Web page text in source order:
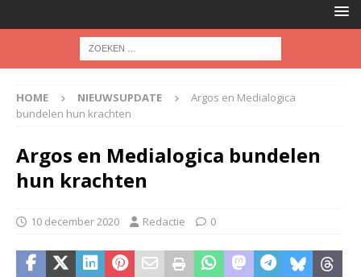
HOME NIEUWSUPDATE
Argos en Medialogica
bundelen hun krachten
Argos en Medialogica bundelen
hun krachten
10 december 2020 Redactie 0